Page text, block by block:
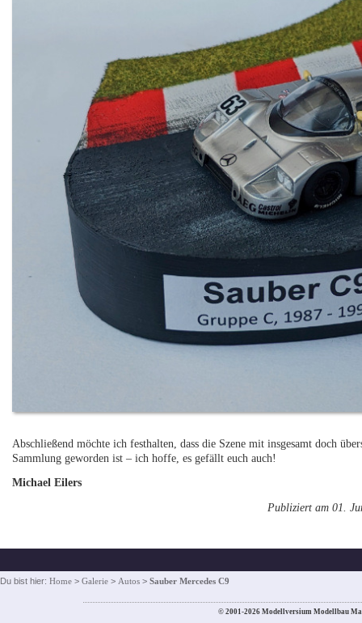
Abschließend möchte ich festhalten, dass die Szene mit insgesamt doch
Sammlung geworden ist – ich hoffe, es gefällt euch auch!
Michael Eilers
Publiziert am 01.
Du bist hier: Home > Galerie > Autos > Sauber Mercedes C9
© 2001-2026 Modellversium Modellbau